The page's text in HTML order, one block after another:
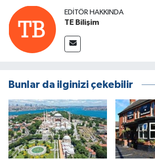
EDITÖR HAKKINDA
TE Bilişim
Bunlar da ilginizi çekebilir